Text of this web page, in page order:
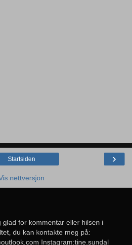
›
Startsiden
nettversjon
glad for kommentar eller hilsen i
du kan kontakte meg på:
Instagram:tine.sundal